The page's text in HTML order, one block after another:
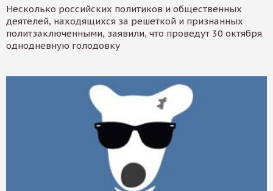
Несколько российских политиков и общественных
деятелей, находящихся за решеткой и признанных
политзаключенными, заявили, что проведут 30 октября
однодневную голодовку